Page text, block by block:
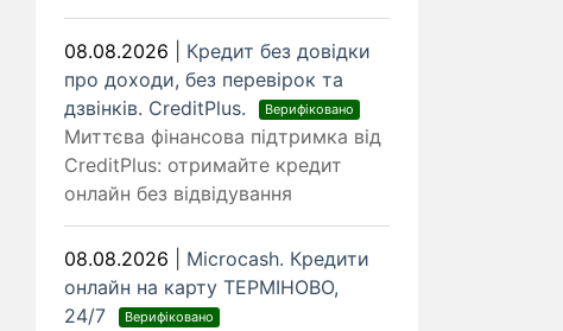
08.08.2026
Кредит без довідки
про доходи, без перевірок та
дзвінків. CreditPlus.
Верифіковано
Миттєва фінансова підтримка від
CreditPlus: отримайте кредит
онлайн без відвідування
08.08.2026
Microcash. Кредити
онлайн на карту ТЕРМІНОВО,
24/7
Верифіковано